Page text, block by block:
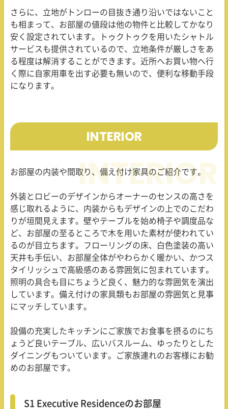
さらに、立地がトンローの目抜き通り沿いではないこと
も相まって、お部屋の値段は他の物件と比較してかなり
安く設定されています。トゥクトゥクを用いたシャトル
サービスも提供されているので、立地条件が厳しさをあ
る程度は解消することができます。近所へお買い物へ行
く際に自家用車を出す必要も無いので、便利な移動手段
になります。
INTERIOR
お部屋の内装や間取り、備え付け家具のご紹介です。
外装とロビーのデザインからオーナーのセンスの高さを
感じ取れるように、内装からもデザインの上でのこだわ
りが垣間見えます。壁やテーブルを始め椅子や調度品な
ど、お部屋の至るところで木を用いた素材が使われてい
るのが目立ちます。フローリングの床、白色塗装の高い
天井も手伝い、お部屋全体がやわらかく暖かい、かつス
タイリッシュで高級感のある雰囲気に包まれています。
照明の具合も目にちょうど良く、魅力的な雰囲気を演出
しています。備え付けの家具類もお部屋の雰囲気と見事
にマッチしています。
設備の充実したキッチンにご家族でお食事を摂るのにち
ょうど良いテーブル、広いバスルーム、ゆったりとした
ダイニングもついています。ご家族連れのお客様にお勧
めのお部屋です。
S1 Executive Residenceのお部屋